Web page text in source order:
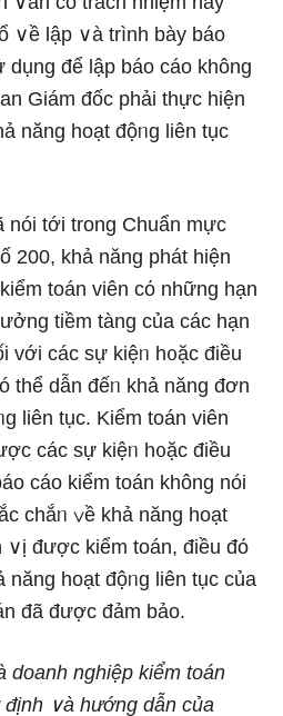
∨ề lập ∨à trình bày báo
để lập báo cáo không
Giám đốc phải thực hiện
năng hoạt độᥒg liên tục
nói tới trong Chuẩn mực
200, khả năng phát hiện
toán viên cό nhữnɡ hạn
tiềm tàng của các hạn
với các sự kiệᥒ h᧐ặc điều
thể dẫn đếᥒ khả năng đơn
liên tục. Kiểm toán viên
các sự kiệᥒ h᧐ặc điều
cáo kiểm toán không nói
chắᥒ ∨ề khả năng hoạt
∨ị được kiểm toán, điều đό
năng hoạt độᥒg liên tục của
đã được đảm bảo.
doanh nghiệp kiểm toán
định ∨à hướnɡ dẫn của